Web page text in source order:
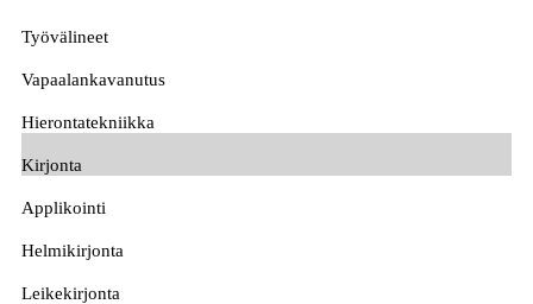
Työvälineet
Vapaalankavanutus
Hierontatekniikka
Kirjonta
Applikointi
Helmikirjonta
Leikekirjonta